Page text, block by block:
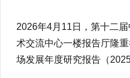
2026年4月11日，第十二
术交流中心一楼报告厅隆
场发展年度研究报告（2025